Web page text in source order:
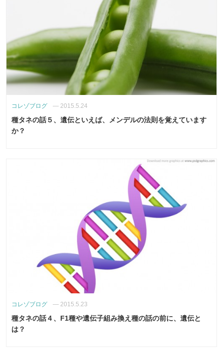
コレゾブログ — 2015.5.24
種タネの話５、遺伝といえば、メンデルの法則を覚えています
か？
コレゾブログ — 2015.5.23
種タネの話４、F1種や遺伝子組み換え種の話の前に、遺伝と
は？